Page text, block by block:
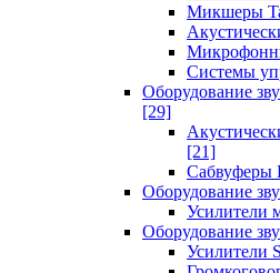
Микшеры
Системы
Оборудование
[29]
[21]
Сабвуферы
Оборудование
Усилители
Оборудование
Усилители